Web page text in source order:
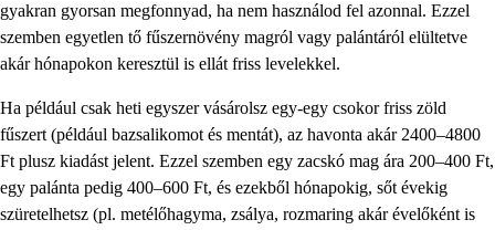
gyakran gyorsan megfonnyad, ha nem használod fel azonnal. Ezzel
szemben egyetlen tő fűszernövény magról vagy palántáról elültetve
akár hónapokon keresztül is ellát friss levelekkel.
Ha például csak heti egyszer vásárolsz egy-egy csokor friss zöld
fűszert (például bazsalikomot és mentát), az havonta akár 2400–4800
Ft plusz kiadást jelent. Ezzel szemben egy zacskó mag ára 200–400 Ft,
egy palánta pedig 400–600 Ft, és ezekből hónapokig, sőt évekig
szüretelhetsz (pl. metélőhagyma, zsálya, rozmaring akár évelőként is